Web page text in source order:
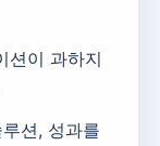
션이 과하지
션, 성과를